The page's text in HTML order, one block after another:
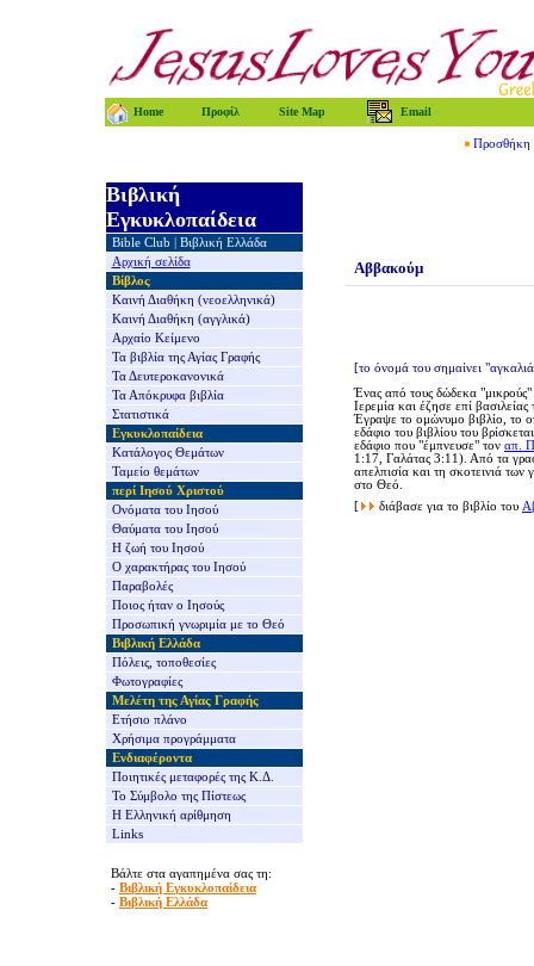
Home Προφίλ Site Map Email
Προσθήκη
Βιβλική
Εγκυκλοπαίδεια
Bible Club
Βιβλική Ελλάδα
Αρχική σελίδα
Βίβλος
Καινή Διαθήκη (νεοελληνικά)
Καινή Διαθήκη (αγγλικά)
Αρχαίο Κείμενο
Τα βιβλία τηςΑγίας Γραφής
Τα Δευτεροκανονικά
Τα Απόκρυφα βιβλία
Στατιστικά
Εγκυκλοπαίδεια
Κατάλογος Θεμάτων
Ταμείο θεμάτων
περί Ιησού Χριστού
Ονόματα του Ιησού
Θαύματα του Ιησού
Η ζωή του Ιησού
Ο χαρακτήρας του Ιησού
Παραβολές
Ποιος ήταν ο Ιησούς
Προσωπική γνωριμία με το Θεό
Βιβλική Ελλάδα
Πόλεις, τοποθεσίες
Φωτογραφίες
Μελέτη της Αγίας Γραφής
Ετήσιο πλάνο
Χρήσιμα προγράμματα
Ενδιαφέροντα
Ποιητικές μεταφορές της Κ.Δ.
Το Σύμβολο της Πίστεως
Η Ελληνική αρίθμηση
Links
Βάλτε στα αγαπημένα σας τη:
- Βιβλική Εγκυκλοπαίδεια
- Βιβλική Ελλάδα
Αββακούμ
[το όνομά του σημαίνει
Ένας από τους δώδεκα
Ιερεμία και έζησε επί
Έγραψε το ομώνυμο βιβλίο, το
εδάφιο του βιβλίου του
εδάφιο που "έμπνευσε" τον απ.
1:17, Γαλάτας 3:11). Από τα
απελπισία και τη σκοτεινιά
στο Θεό.
[
διάβασε για το βιβλίο του